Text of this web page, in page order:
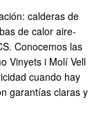
calderas de
de calor aire-
Conocemos las
Vinyets i Molí Vell
cuando hay
garantías claras y